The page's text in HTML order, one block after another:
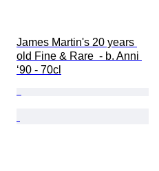
James Martin's 20 years
old Fine & Rare  - b. Anni
‘90 - 70cl